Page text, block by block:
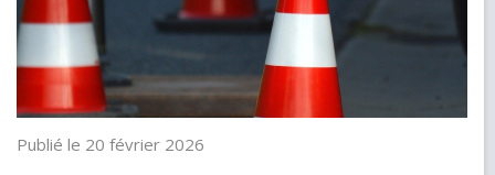
Publié le 20 février 2026